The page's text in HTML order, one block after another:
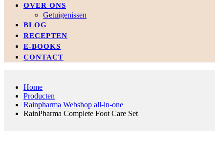
OVER ONS
Getuigenissen
BLOG
RECEPTEN
E-BOOKS
CONTACT
Home
Producten
Rainpharma Webshop all-in-one
RainPharma Complete Foot Care Set